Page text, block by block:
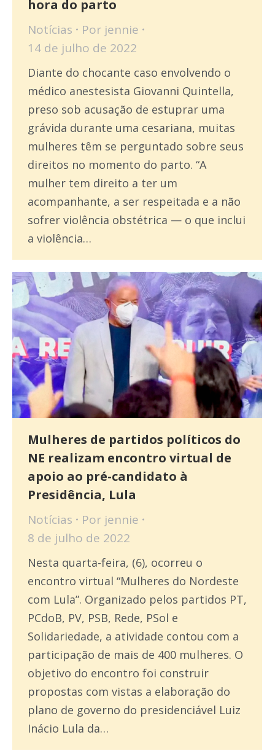
hora do parto
Notícias Por jennie
14 de julho de 2022
Diante do chocante caso envolvendo o
médico anestesista Giovanni Quintella,
preso sob acusação de estuprar uma
grávida durante uma cesariana, muitas
mulheres têm se perguntado sobre seus
direitos no momento do parto. “A
mulher tem direito a ter um
acompanhante, a ser respeitada e a não
sofrer violência obstétrica — o que inclui
a violência…
Mulheres de partidos políticos do
NE realizam encontro virtual de
apoio ao pré-candidato à
Presidência, Lula
Notícias Por jennie
8 de julho de 2022
Nesta quarta-feira, (6), ocorreu o
encontro virtual “Mulheres do Nordeste
com Lula”. Organizado pelos partidos PT,
PCdoB, PV, PSB, Rede, PSol e
Solidariedade, a atividade contou com a
participação de mais de 400 mulheres. O
objetivo do encontro foi construir
propostas com vistas a elaboração do
plano de governo do presidenciável Luiz
Inácio Lula da…